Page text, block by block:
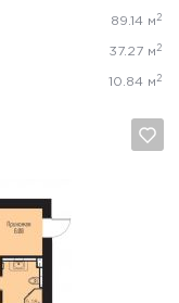
89.14 м 2
37.27 м 2
10.84 м 2